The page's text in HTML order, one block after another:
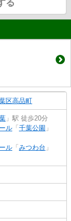
る
区高品町
」駅 徒歩20分
ル 「 千葉公園 」
ル 「 みつわ台 」